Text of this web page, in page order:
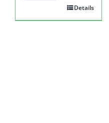
Details